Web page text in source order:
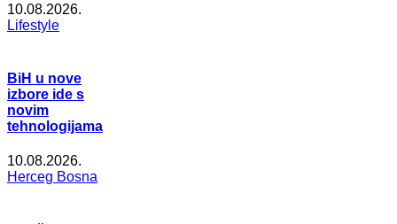
10.08.2026.
Lifestyle
BiH u nove
izbore ide s
novim
tehnologijama
10.08.2026.
Herceg Bosna